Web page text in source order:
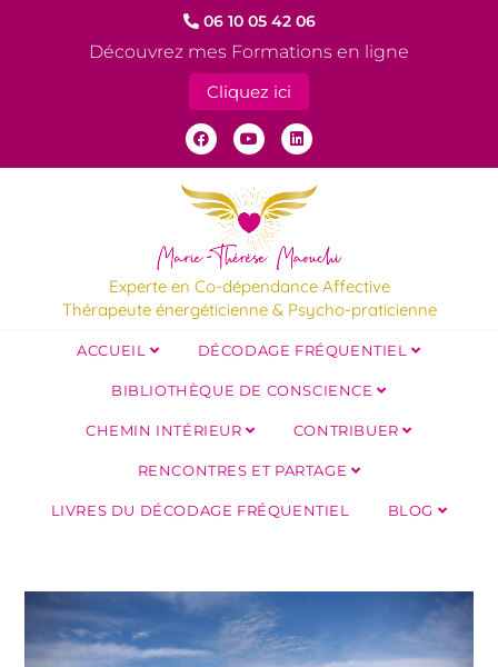
06 10 05 42 06
Découvrez mes Formations en ligne
Cliquez ici
Experte en Co-dépendance Affective
Thérapeute énergéticienne & Psycho-praticienne
ACCUEIL DÉCODAGE FRÉQUENTIEL
BIBLIOTHÈQUE DE CONSCIENCE
CHEMIN INTÉRIEUR CONTRIBUER
RENCONTRES ET PARTAGE
LIVRES DU DÉCODAGE FRÉQUENTIEL BLOG